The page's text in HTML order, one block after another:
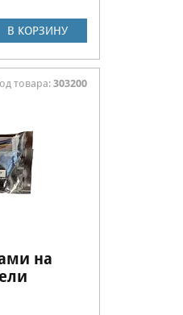
В КОРЗИНУ
на
товара: 303200